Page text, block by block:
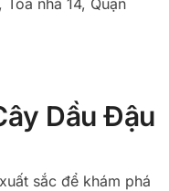
nhà 14, Quận
Dầu Đậu
sắc để khám phá